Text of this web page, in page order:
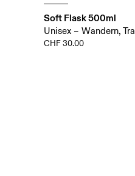
Soft Flask 500ml
Unisex – Wandern,
CHF 30.00